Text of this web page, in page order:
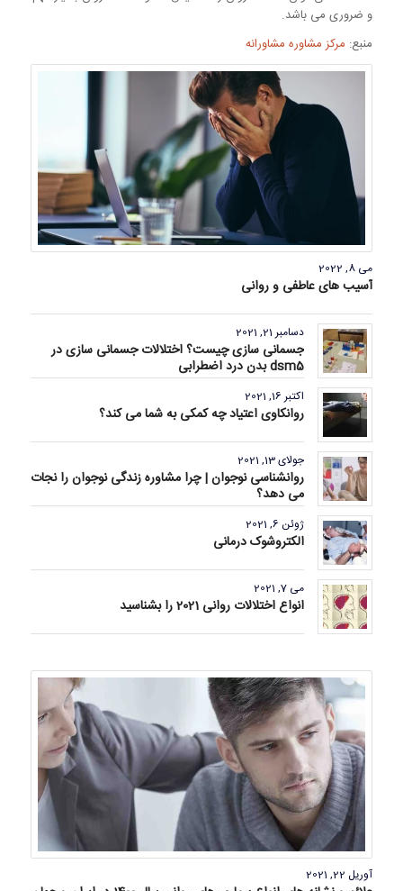
و ضروری می باشد.
منبع: مرکز مشاوره مشاورانه
می 8, 2022
آسیب های عاطفی و روانی
دسامبر 21, 2021
جسمانی سازی چیست؟ اختلالات جسمانی سازی در
dsm5 بدن درد اضطرابی
اکتبر 16, 2021
روانکاوی اعتیاد چه کمکی به شما می کند؟
جولای 13, 2021
روانشناسی نوجوان | چرا مشاوره زندگی نوجوان را نجات
می دهد؟
ژوئن 6, 2021
الکتروشوک درمانی
می 7, 2021
انواع اختلالات روانی 2021 را بشناسید
آوریل 22, 2021